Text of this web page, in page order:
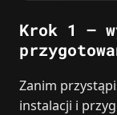
Krok 1 –
Zanim
instalacji i